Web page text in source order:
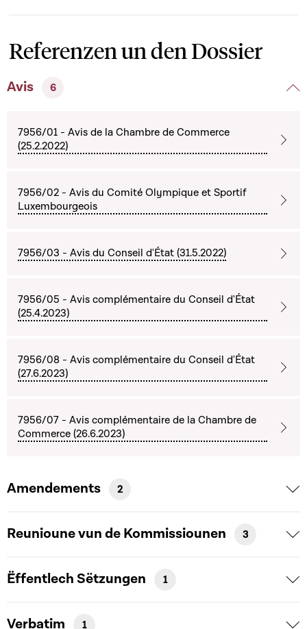
Referenzen un den Dossier
Avis 6
7956/01 - Avis de la Chambre de Commerce
(25.2.2022)
7956/02 - Avis du Comité Olympique et Sportif
Luxembourgeois
7956/03 - Avis du Conseil d'État (31.5.2022)
7956/05 - Avis complémentaire du Conseil d'État
(25.4.2023)
7956/08 - Avis complémentaire du Conseil d'État
(27.6.2023)
7956/07 - Avis complémentaire de la Chambre de
Commerce (26.6.2023)
Amendements 2
Reunioune vun de Kommissiounen 3
Ëffentlech Sëtzungen 1
Verbatim 1